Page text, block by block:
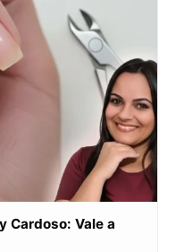
Cardoso: Vale a